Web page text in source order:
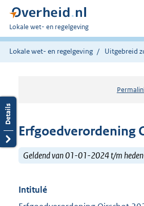
U
bent
hier:
Lokale wet- en regelgeving
Lokale wet- en regelgeving Uitgebreid
Erfgoedverordening
Geldend van 01-01-2024 t/m heden
Intitulé